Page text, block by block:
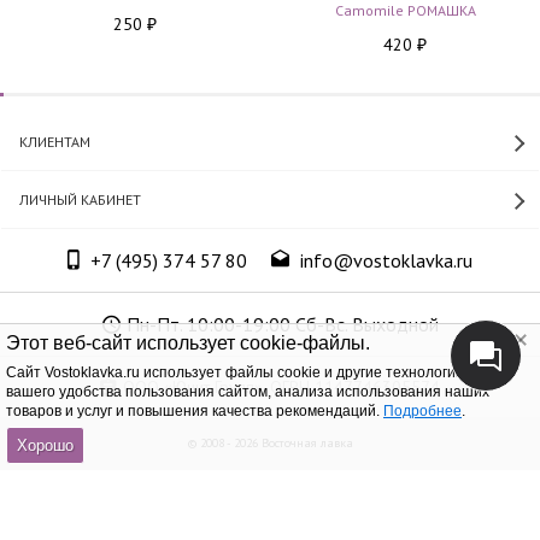
Этот веб-сайт использует cookie-файлы.
Cайт Vostoklavka.ru использует файлы cookie и другие технологии для
вашего удобства пользования сайтом, анализа использования наших
товаров и услуг и повышения качества рекомендаций. Подробнее.
Хорошо
250 ₽
Camomile РОМАШКА
420 ₽
КЛИЕНТАМ
ЛИЧНЫЙ КАБИНЕТ
+7 (495) 374 57 80 info@vostoklavka.ru
Пн-Пт. 10:00-19:00 Сб-Вс. Выходной
ООО «Юнит Групп», ОГРН 1147746305574